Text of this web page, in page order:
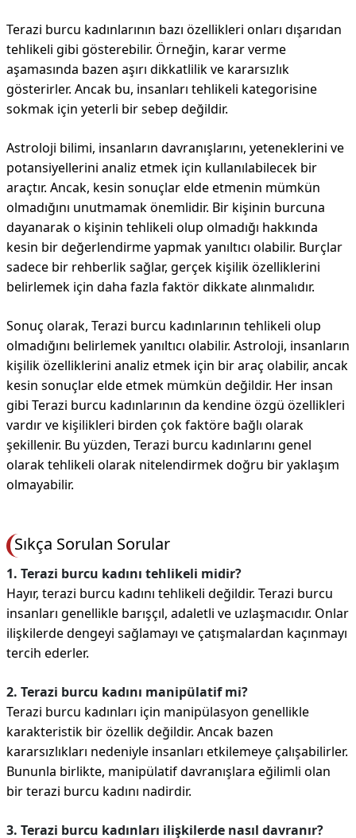
Terazi burcu kadınlarının bazı özellikleri onları dışarıdan
tehlikeli gibi gösterebilir. Örneğin, karar verme
aşamasında bazen aşırı dikkatlilik ve kararsızlık
gösterirler. Ancak bu, insanları tehlikeli kategorisine
sokmak için yeterli bir sebep değildir.
Astroloji bilimi, insanların davranışlarını, yeteneklerini ve
potansiyellerini analiz etmek için kullanılabilecek bir
araçtır. Ancak, kesin sonuçlar elde etmenin mümkün
olmadığını unutmamak önemlidir. Bir kişinin burcuna
dayanarak o kişinin tehlikeli olup olmadığı hakkında
kesin bir değerlendirme yapmak yanıltıcı olabilir. Burçlar
sadece bir rehberlik sağlar, gerçek kişilik özelliklerini
belirlemek için daha fazla faktör dikkate alınmalıdır.
Sonuç olarak, Terazi burcu kadınlarının tehlikeli olup
olmadığını belirlemek yanıltıcı olabilir. Astroloji, insanların
kişilik özelliklerini analiz etmek için bir araç olabilir, ancak
kesin sonuçlar elde etmek mümkün değildir. Her insan
gibi Terazi burcu kadınlarının da kendine özgü özellikleri
vardır ve kişilikleri birden çok faktöre bağlı olarak
şekillenir. Bu yüzden, Terazi burcu kadınlarını genel
olarak tehlikeli olarak nitelendirmek doğru bir yaklaşım
olmayabilir.
Sıkça Sorulan Sorular
1. Terazi burcu kadını tehlikeli midir?
Hayır, terazi burcu kadını tehlikeli değildir. Terazi burcu
insanları genellikle barışçıl, adaletli ve uzlaşmacıdır. Onlar
ilişkilerde dengeyi sağlamayı ve çatışmalardan kaçınmayı
tercih ederler.
2. Terazi burcu kadını manipülatif mi?
Terazi burcu kadınları için manipülasyon genellikle
karakteristik bir özellik değildir. Ancak bazen
kararsızlıkları nedeniyle insanları etkilemeye çalışabilirler.
Bununla birlikte, manipülatif davranışlara eğilimli olan
bir terazi burcu kadını nadirdir.
3. Terazi burcu kadınları ilişkilerde nasıl davranır?